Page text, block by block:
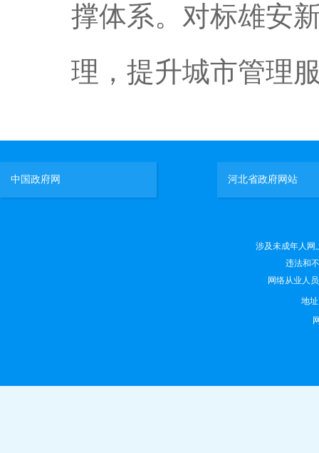
撑体系。对标雄安
理，提升城市管理
中国政府网 河北省政府网站
涉及未成年人网
违法和
网络从业人
地